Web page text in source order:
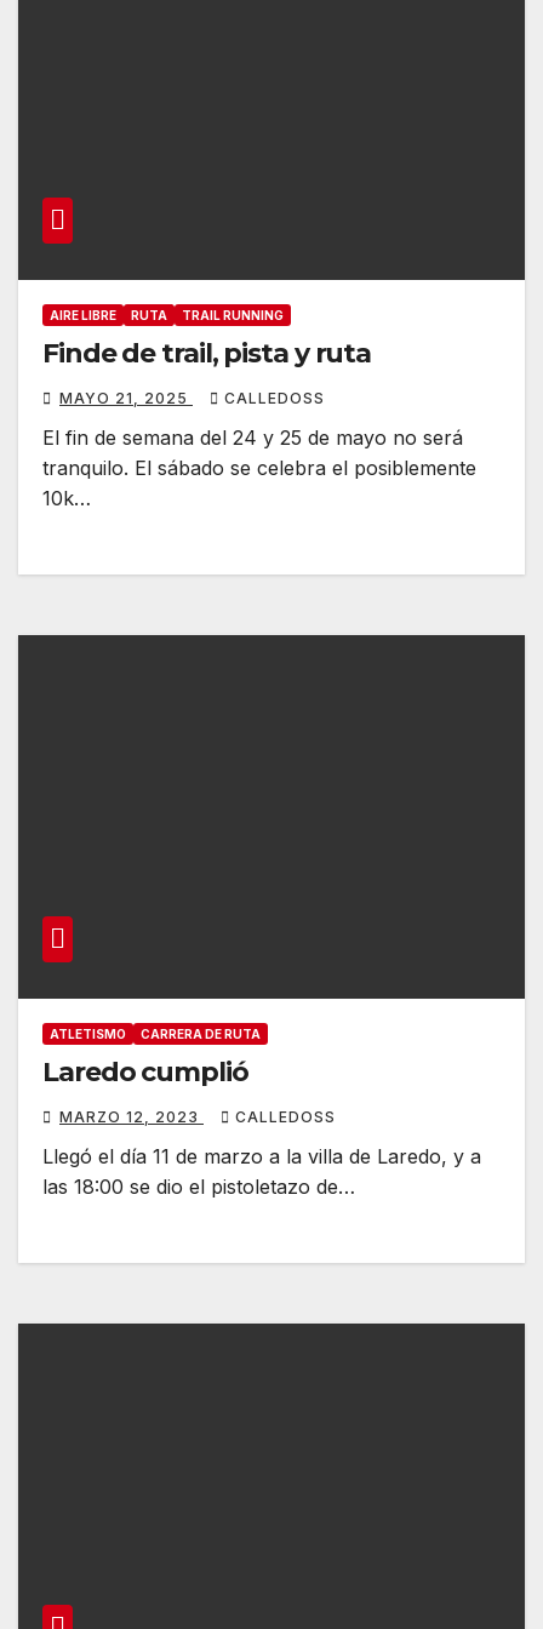
AIRE LIBRE RUTA TRAIL RUNNING
Finde de trail, pista y ruta
MAYO 21, 2025 CALLEDOSS
El fin de semana del 24 y 25 de mayo no será
tranquilo. El sábado se celebra el posiblemente
10k…
ATLETISMO CARRERA DE RUTA
Laredo cumplió
MARZO 12, 2023 CALLEDOSS
Llegó el día 11 de marzo a la villa de Laredo, y a
las 18:00 se dio el pistoletazo de…